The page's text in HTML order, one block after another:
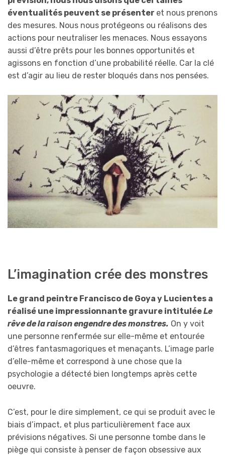
éventualités peuvent se présenter et nous prenons
des mesures. Nous nous protégeons ou réalisons des
actions pour neutraliser les menaces. Nous essayons
aussi d’être prêts pour les bonnes opportunités et
agissons en fonction d’une probabilité réelle. Car la clé
est d’agir au lieu de rester bloqués dans nos pensées.
L’imagination crée des monstres
Le grand peintre Francisco de Goya y Lucientes a
réalisé une impressionnante gravure intituléeLe
rêve de la raison engendre des monstres. On y voit
une personne renfermée sur elle-même et entourée
d’êtres fantasmagoriques et menaçants. L’image parle
d’elle-même et correspond à une chose que la
psychologie a détecté bien longtemps après cette
oeuvre.
C’est, pour le dire simplement, ce qui se produit avec le
biais d’impact, et plus particulièrement face aux
prévisions négatives. Si une personne tombe dans le
piège qui consiste à penser de façon obsessive aux